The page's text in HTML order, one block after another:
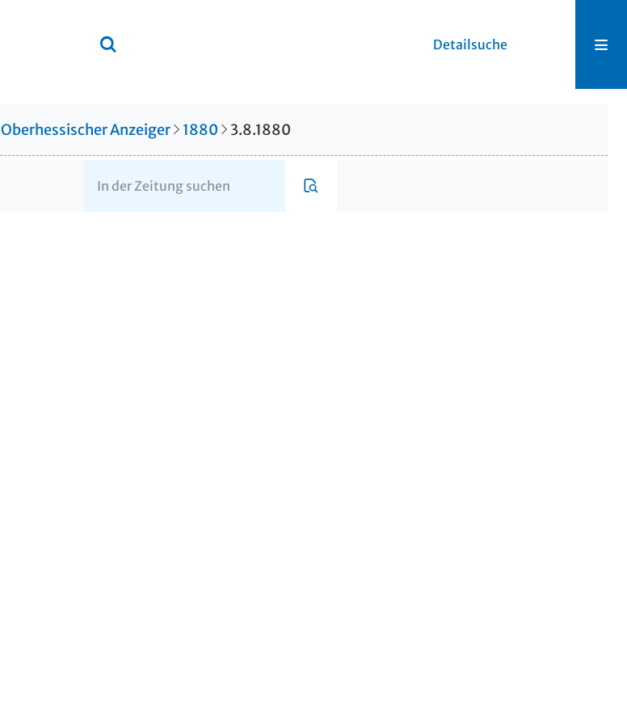
Detailsuche
Oberhessischer Anzeiger 1880 3.8.1880